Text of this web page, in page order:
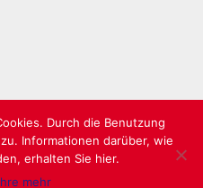
Durch die Benutzung
Informationen darüber, wie
erhalten Sie hier.
mehr